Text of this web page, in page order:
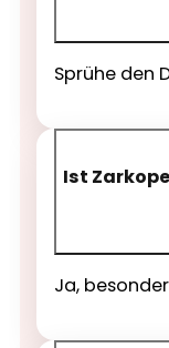
Sprühe den
Ist
Ja,